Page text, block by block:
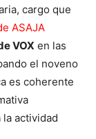
cargo que
ASAJA
VOX en las
el noveno
es coherente
actividad